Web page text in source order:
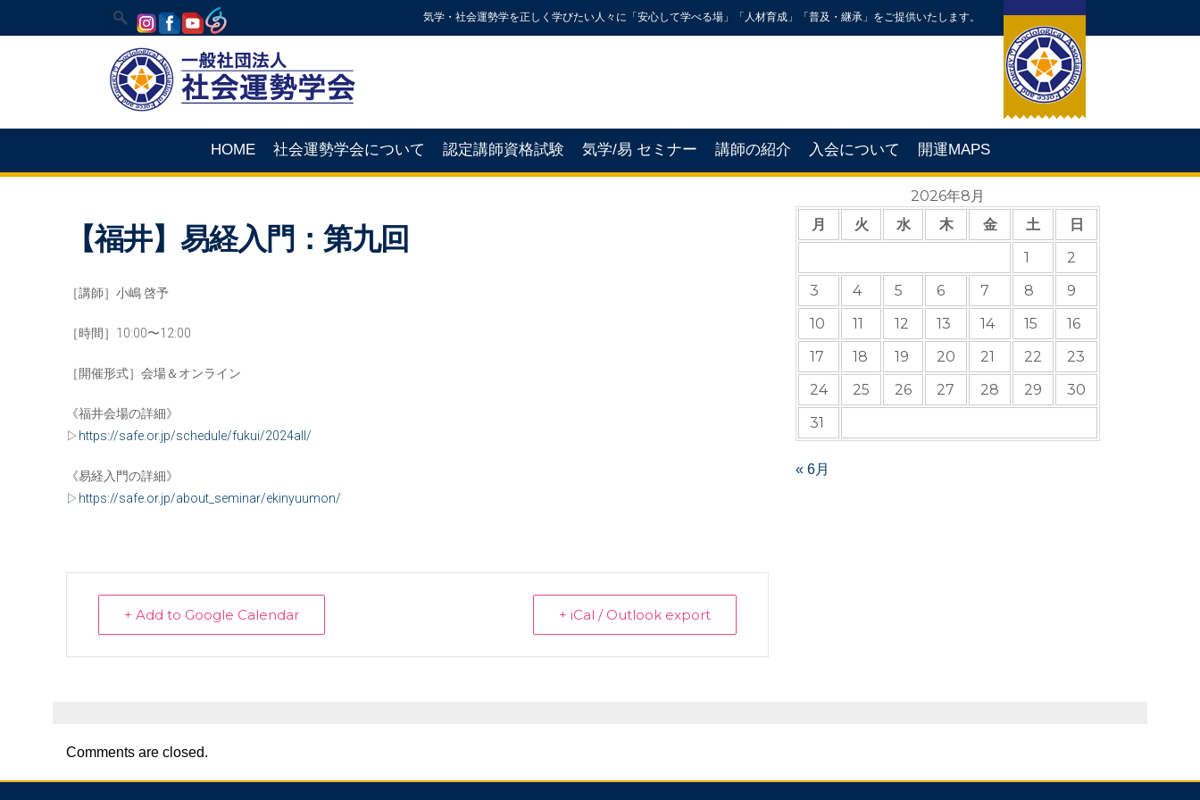
気学・社会運勢学を正しく学びたい人々に「安心して学べる場」「人材育成」「普及・継承」をご提供いたします。
HOME 社会運勢学会について 認定講師資格試験 気学/易 セミナー 講師の紹介 入会について 開運MAPS
【福井】易経入門：第九回
［講師］小嶋 啓予
［時間］10:00〜12:00
［開催形式］会場＆オンライン
《福井会場の詳細》
▷ https://safe.or.jp/schedule/fukui/2024all/
《易経入門の詳細》
▷ https://safe.or.jp/about_seminar/ekinyuumon/
+ Add to Google Calendar + iCal / Outlook export
2026年8月
月
火 水 木 金 土
日
1
2
3
4 5 6 7 8
9
10
11 12 13 14 15
16
17
18 19 20 21 22
23
24
25 26 27 28 29
30
31
« 6月
Comments are closed.